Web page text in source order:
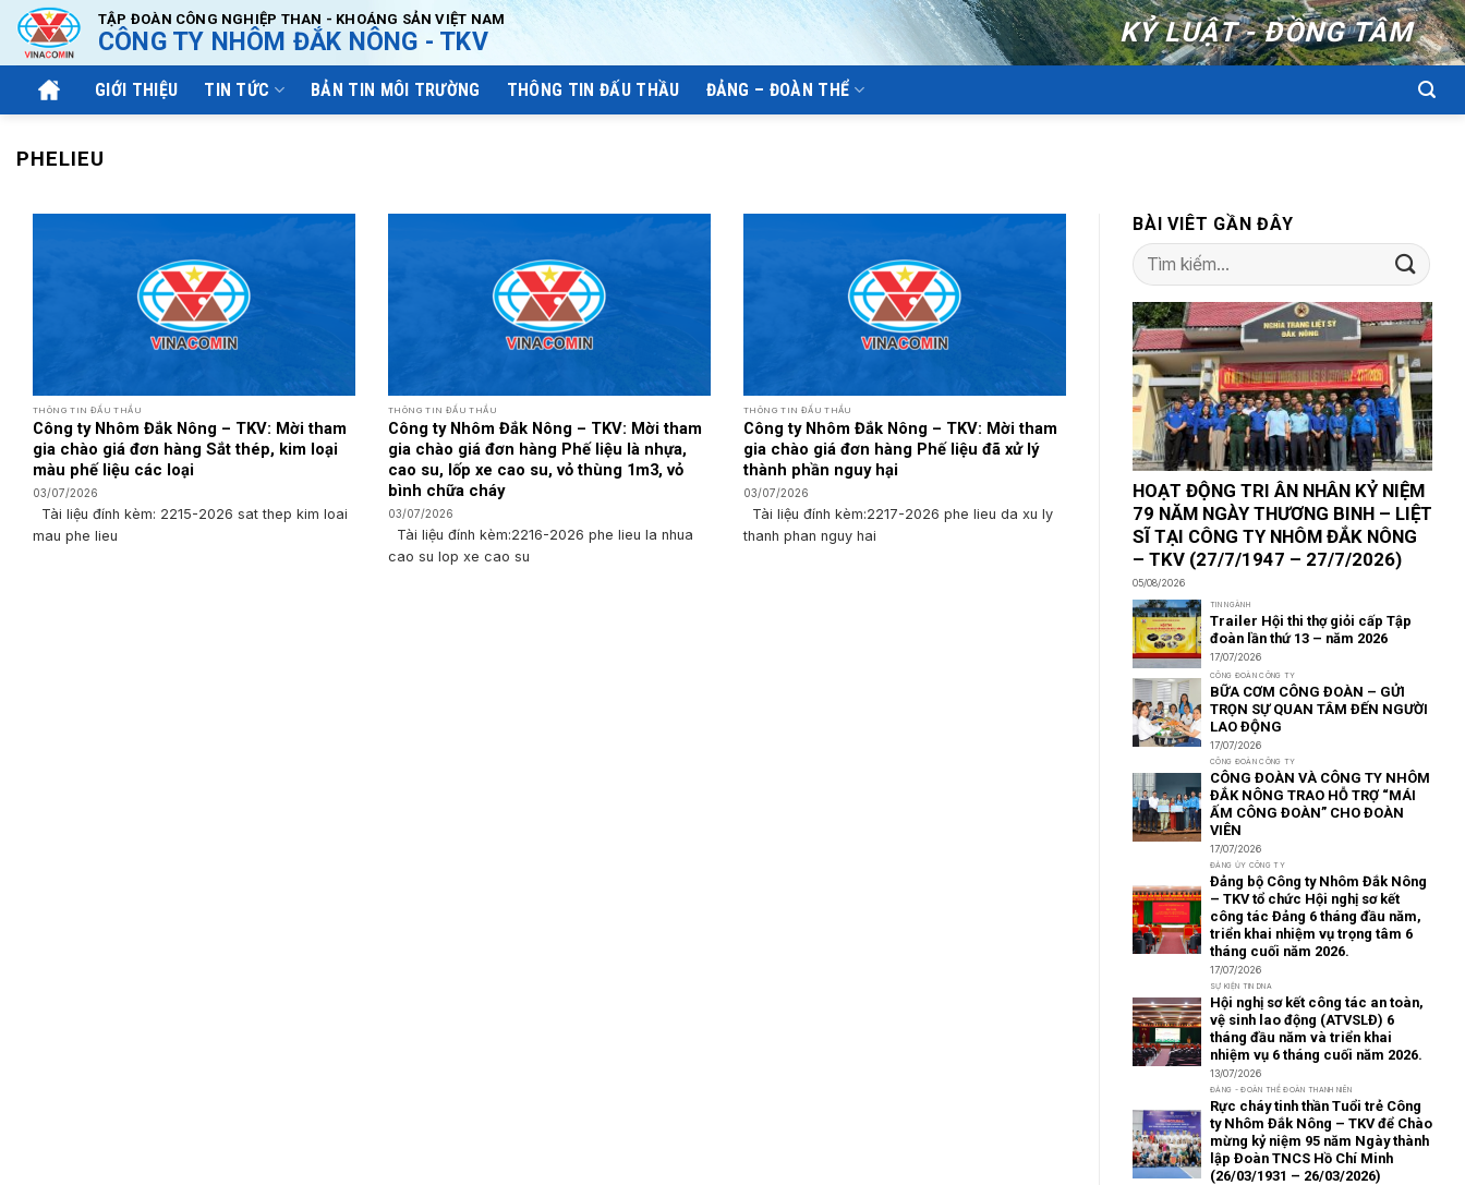
Bỏ
qua
nội
dung
TẬP ĐOÀN CÔNG NGHIỆP THAN - KHOÁNG SẢN VIỆT NAM
CÔNG TY NHÔM ĐẮK NÔNG - TKV KỶ LUẬT - ĐỒNG TÂM
GIỚI THIỆU TIN TỨC BẢN TIN MÔI TRƯỜNG THÔNG TIN ĐẤU THẦU ĐẢNG – ĐOÀN THỂ
PHELIEU
THÔNG TIN ĐẤU THẦU
Công ty Nhôm Đắk Nông – TKV: Mời tham
gia chào giá đơn hàng Sắt thép, kim loại
màu phế liệu các loại
03/07/2026
Tài liệu đính kèm: 2215-2026 sat thep kim loai
mau phe lieu
THÔNG TIN ĐẤU THẦU
Công ty Nhôm Đắk Nông – TKV: Mời tham
gia chào giá đơn hàng Phế liệu là nhựa,
cao su, lốp xe cao su, vỏ thùng 1m3, vỏ
bình chữa cháy
03/07/2026
Tài liệu đính kèm:2216-2026 phe lieu la nhua
cao su lop xe cao su
THÔNG TIN ĐẤU THẦU
Công ty Nhôm Đắk Nông – TKV: Mời tham
gia chào giá đơn hàng Phế liệu đã xử lý
thành phần nguy hại
03/07/2026
Tài liệu đính kèm:2217-2026 phe lieu da xu ly
thanh phan nguy hai
BÀI VIÊT GẦN ĐÂY
HOẠT ĐỘNG TRI ÂN NHÂN KỶ NIỆM
79 NĂM NGÀY THƯƠNG BINH – LIỆT
SĨ TẠI CÔNG TY NHÔM ĐẮK NÔNG
– TKV (27/7/1947 – 27/7/2026)
05/08/2026
TIN NGÀNH
Trailer Hội thi thợ giỏi cấp Tập
đoàn lần thứ 13 – năm 2026
17/07/2026
CÔNG ĐOÀN CÔNG TY
BỮA CƠM CÔNG ĐOÀN – GỬI
TRỌN SỰ QUAN TÂM ĐẾN NGƯỜI
LAO ĐỘNG
17/07/2026
CÔNG ĐOÀN CÔNG TY
CÔNG ĐOÀN VÀ CÔNG TY NHÔM
ĐẮK NÔNG TRAO HỖ TRỢ “MÁI
ẤM CÔNG ĐOÀN” CHO ĐOÀN
VIÊN
17/07/2026
ĐẢNG ỦY CÔNG TY
Đảng bộ Công ty Nhôm Đắk Nông
– TKV tổ chức Hội nghị sơ kết
công tác Đảng 6 tháng đầu năm,
triển khai nhiệm vụ trọng tâm 6
tháng cuối năm 2026.
17/07/2026
SỰ KIỆN TIN DNA
Hội nghị sơ kết công tác an toàn,
vệ sinh lao động (ATVSLĐ) 6
tháng đầu năm và triển khai
nhiệm vụ 6 tháng cuối năm 2026.
13/07/2026
ĐẢNG - ĐOÀN THỂ ĐOÀN THANH NIÊN
Rực cháy tinh thần Tuổi trẻ Công
ty Nhôm Đắk Nông – TKV để Chào
mừng kỷ niệm 95 năm Ngày thành
lập Đoàn TNCS Hồ Chí Minh
(26/03/1931 – 26/03/2026)